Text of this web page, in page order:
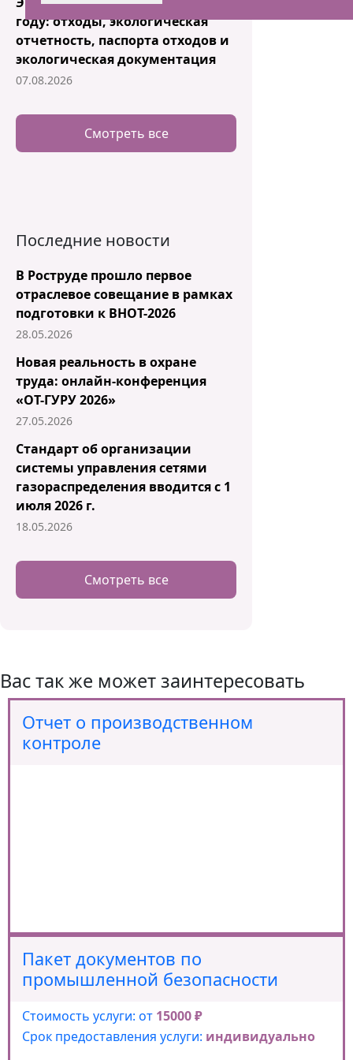
году: отходы, экологическая
отчетность, паспорта отходов и
экологическая документация
07.08.2026
Смотреть все
Последние новости
В Роструде прошло первое
отраслевое совещание в рамках
подготовки к ВНОТ-2026
28.05.2026
Новая реальность в охране
труда: онлайн-конференция
«ОТ-ГУРУ 2026»
27.05.2026
Стандарт об организации
системы управления сетями
газораспределения вводится с 1
июля 2026 г.
18.05.2026
Смотреть все
Вас так же может заинтересовать
Отчет о производственном
контроле
Пакет документов по
промышленной безопасности
Стоимость услуги: от 15000 ₽
Срок предоставления услуги: индивидуально